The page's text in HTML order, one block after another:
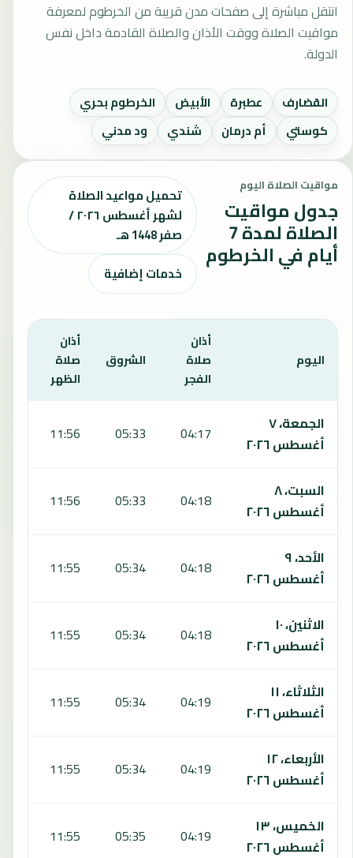
انتقل مباشرة إلى صفحات مدن قريبة من الخرطوم لمعرفة
مواقيت الصلاة ووقت الأذان والصلاة القادمة داخل نفس
الدولة.
القضارف عطبرة الأبيض
الخرطوم بحري
كوستي
أم درمان شندي ود مدني
مواقيت الصلاة اليوم
جدول مواقيت
الصلاة لمدة 7
أيام في الخرطوم
تحميل مواعيد الصلاة
لشهر أغسطس ٢٠٢٦ /
صفر 1448 هـ
خدمات إضافية
اليوم
أذان
صلاة
الفجر
الشروق
أذان
صلاة
الظهر
الجمعة، ٧
أغسطس ٢٠٢٦
04:17
05:33
11:56
السبت، ٨
أغسطس ٢٠٢٦
04:18
05:33
11:56
الأحد، ٩
أغسطس ٢٠٢٦
04:18
05:34
11:55
الاثنين، ١٠
أغسطس ٢٠٢٦
04:18
05:34
11:55
الثلاثاء، ١١
أغسطس ٢٠٢٦
04:19
05:34
11:55
الأربعاء، ١٢
أغسطس ٢٠٢٦
04:19
05:34
11:55
الخميس، ١٣
أغسطس ٢٠٢٦
04:19
05:35
11:55